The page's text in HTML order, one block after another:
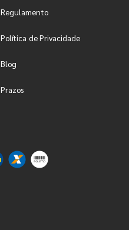
Regulamento
Política de Privacidade
Blog
Prazos